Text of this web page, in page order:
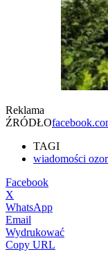
Reklama
ŹRÓDŁO
TAGI
wiadomości
Facebook
X
WhatsApp
Email
Wydrukować
Copy URL